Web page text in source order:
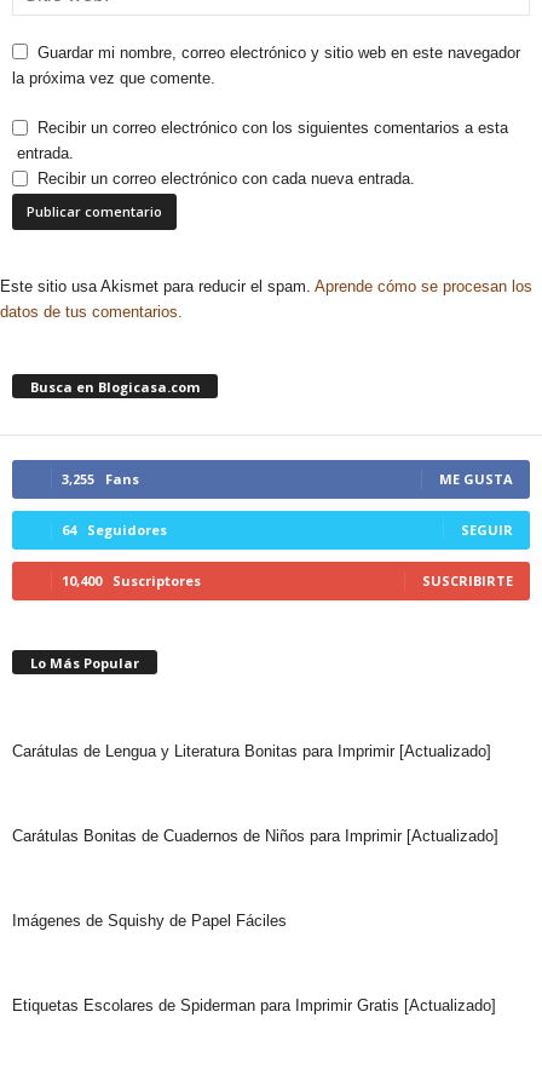
Guardar mi nombre, correo electrónico y sitio web en este navegador
la próxima vez que comente.
Recibir un correo electrónico con los siguientes comentarios a esta
entrada.
Recibir un correo electrónico con cada nueva entrada.
Este sitio usa Akismet para reducir el spam. Aprende cómo se procesan los
datos de tus comentarios.
Busca en Blogicasa.com
3,255 Fans ME GUSTA
64 Seguidores SEGUIR
10,400 Suscriptores SUSCRIBIRTE
Lo Más Popular
Carátulas de Lengua y Literatura Bonitas para Imprimir [Actualizado]
Carátulas Bonitas de Cuadernos de Niños para Imprimir [Actualizado]
Imágenes de Squishy de Papel Fáciles
Etiquetas Escolares de Spiderman para Imprimir Gratis [Actualizado]